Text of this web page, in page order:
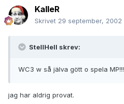
KalleR
Skrivet 29 september, 2002
StellHell skrev:
WC3 w så jälva gött o spela MP!!!
jag har aldrig provat.